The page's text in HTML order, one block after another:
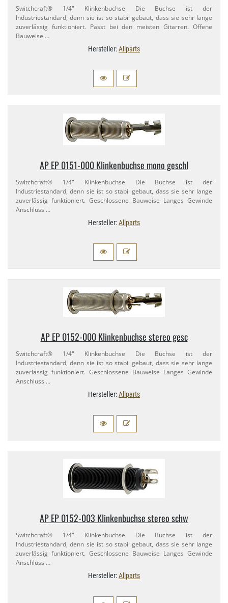
Switchcraft® 1/​4" Klinkenbuchse Die Buchse ist der
Industriestandard, denn sie ist so stabil gebaut, dass sie sehr lange
zuverlässig funktioniert. Passt bei den meisten Gitarren. Offene
Bauweise …
Hersteller:Allparts
AP EP 0151-​000 Klinkenbuchse mono geschl
Switchcraft® 1/​4" Klinkenbuchse Die Buchse ist der
Industriestandard, denn sie ist so stabil gebaut, dass sie sehr lange
zuverlässig funktioniert. Geschlossene Bauweise Langes Gewinde
Anschluss …
Hersteller:Allparts
AP EP 0152-​000 Klinkenbuchse stereo gesc
Switchcraft® 1/​4" Klinkenbuchse Die Buchse ist der
Industriestandard, denn sie ist so stabil gebaut, dass sie sehr lange
zuverlässig funktioniert. Geschlossene Bauweise Langes Gewinde
Anschluss …
Hersteller:Allparts
AP EP 0152-​003 Klinkenbuchse stereo schw
Switchcraft® 1/​4" Klinkenbuchse Die Buchse ist der
Industriestandard, denn sie ist so stabil gebaut, dass sie sehr lange
zuverlässig funktioniert. Geschlossene Bauweise Langes Gewinde
Anschluss …
Hersteller:Allparts